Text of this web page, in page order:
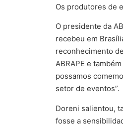
Os produtores de
O presidente da
recebeu em
reconhecimento
ABRAPE e
possamos
setor de eventos”.
Doreni salientou,
fosse a